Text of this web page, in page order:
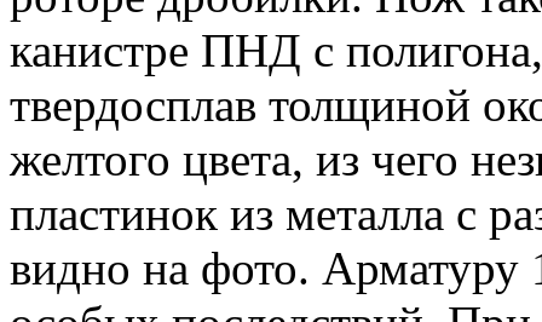
канистре ПНД с
твердосплав толщиной
желтого цвета, из чего
пластинок из металла с
видно на фото. Арматуру